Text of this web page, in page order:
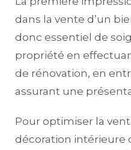
dans la vente d’un
donc essentiel de
propriété en
de rénovation, en
assurant une
Pour optimiser la
décoration intérieure